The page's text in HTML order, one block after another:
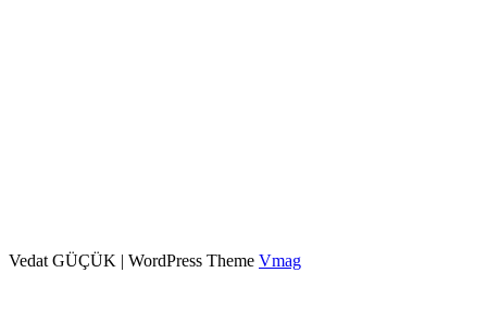
Vedat GÜÇÜK | WordPress Theme Vmag